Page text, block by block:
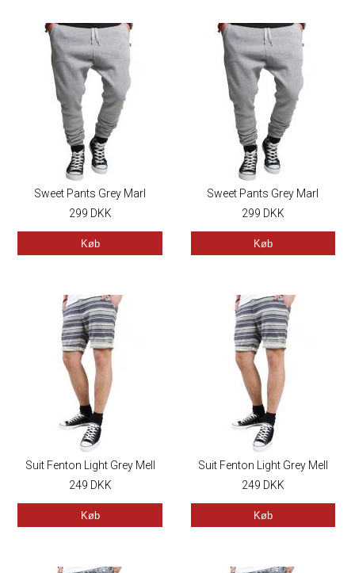
Sweet Pants Grey Marl
299 DKK
Køb
Sweet Pants Grey Marl
299 DKK
Køb
Suit Fenton Light Grey Mell
249 DKK
Køb
Suit Fenton Light Grey Mell
249 DKK
Køb